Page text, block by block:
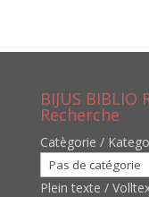
BIJUS BIBLIO
Recherche
Catègorie /
Plein texte /